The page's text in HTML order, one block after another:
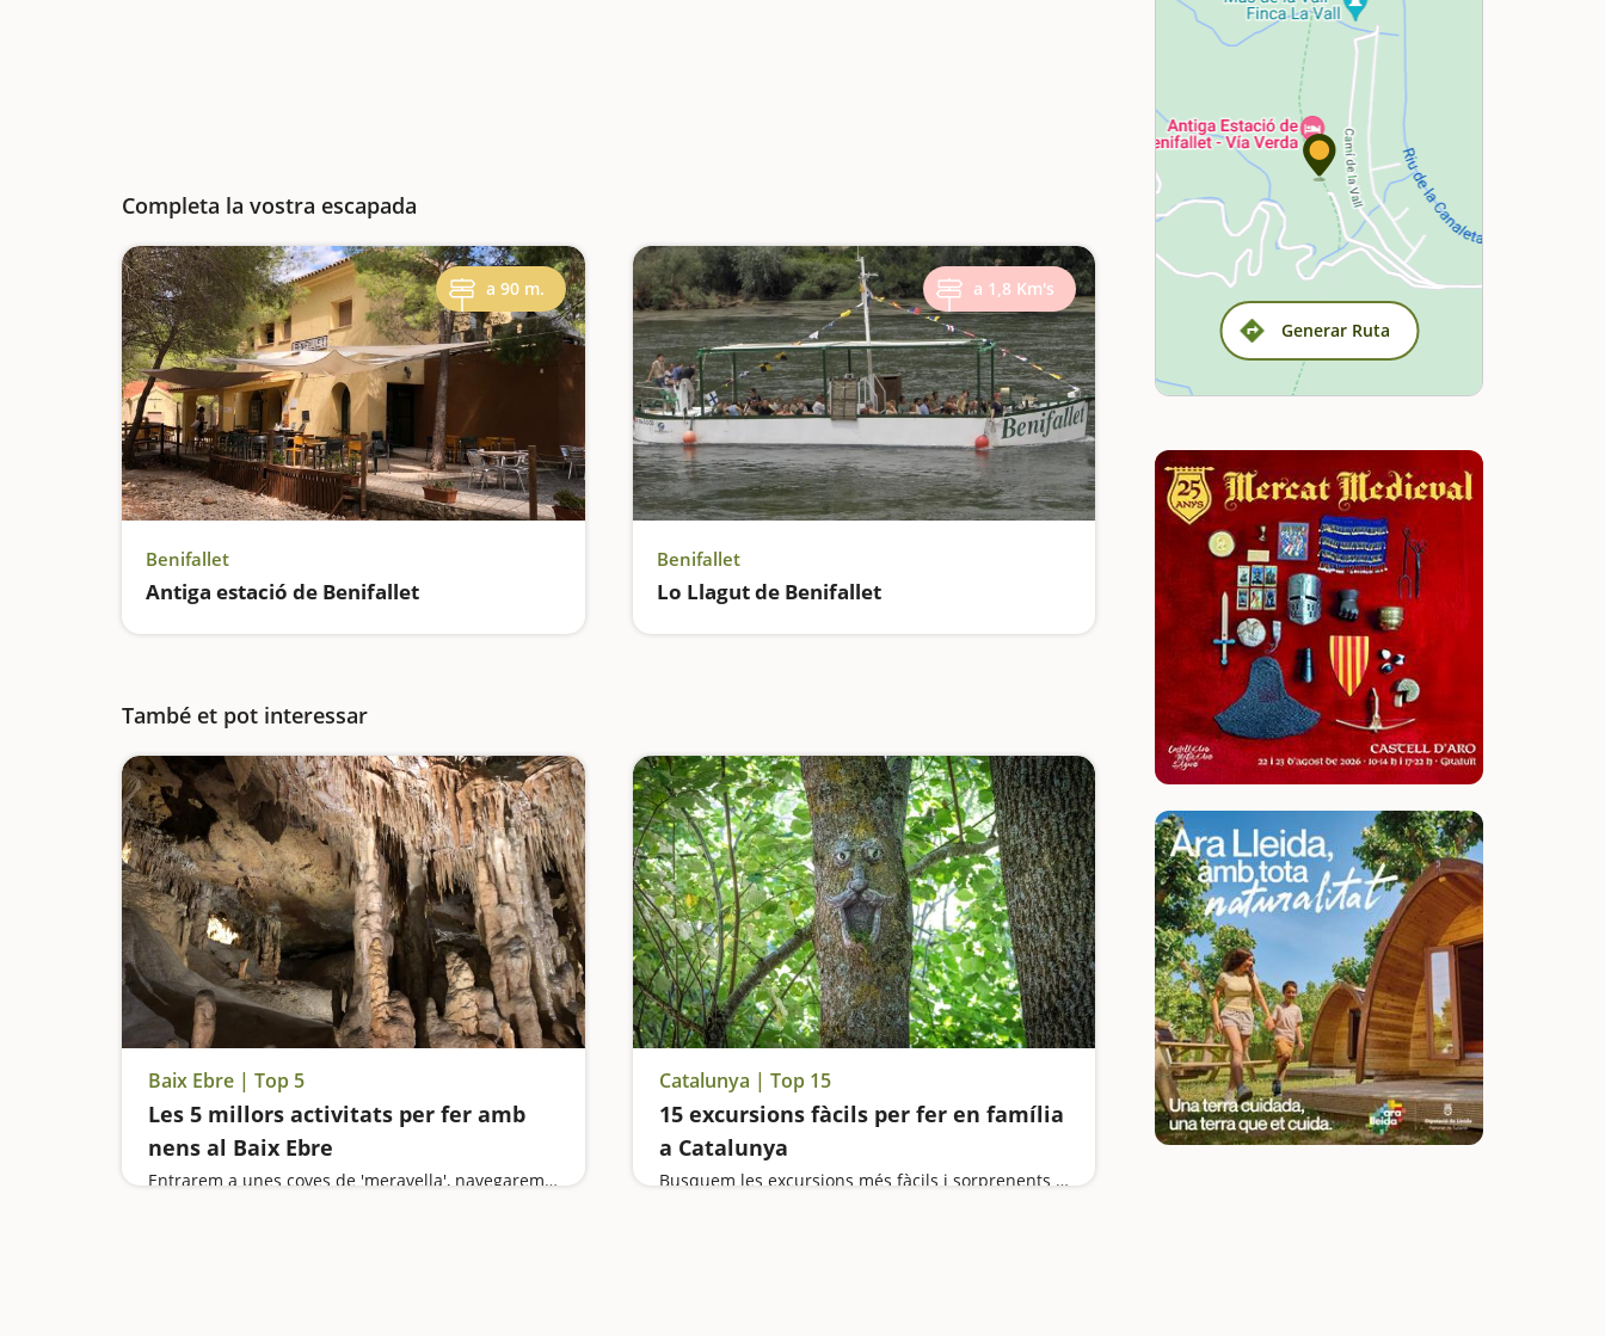
Completa la vostra escapada
a 90 m.
Benifallet
Antiga estació de Benifallet
a 1,8 Km's
Benifallet
Lo Llagut de Benifallet
També et pot interessar
Baix Ebre | Top 5
Les 5 millors activitats per fer amb
nens al Baix Ebre
Entrarem a unes coves de 'meravella', navegarem per l'Ebre amb kayak, farem un tram de Camí de ronda a l'Ametlla, i viurem experiències al Delta de l'Ebre
Catalunya | Top 15
15 excursions fàcils per fer en família
a Catalunya
Busquem les excursions més fàcils i sorprenents per fer en família
Generar Ruta